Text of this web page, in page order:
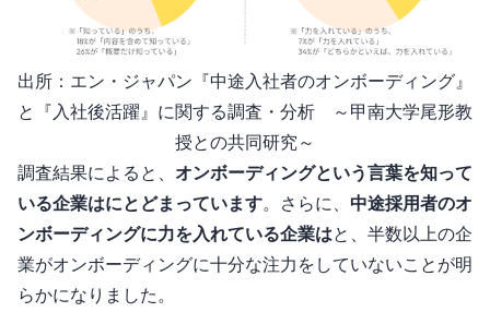
出所：エン・ジャパン『中途入社者のオンボーディング』
と『入社後活躍』 に関する調査・分析 ～甲南⼤学 尾形教
授との共同研究～
調査結果によると、 オンボーディングという言葉を知って
いる企業は44%にとどまっています。さらに、 中途採用者のオ
ンボーディングに力を入れている企業は41%と、半数以上の企
業がオンボーディングに十分な注力をしていないことが明
らかになりました。